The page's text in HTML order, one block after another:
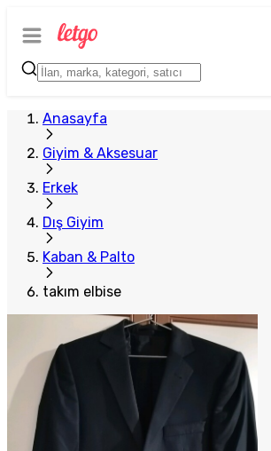
Anasayfa
Giyim & Aksesuar
Erkek
Dış Giyim
Kaban & Palto
takım elbise